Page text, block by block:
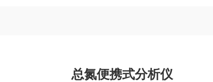
总氮便携式分析仪